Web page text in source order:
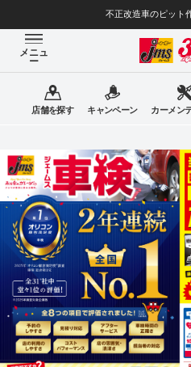
不正改造車のピット
メニュ
ー
店舗を探す キャンペーン カーメン